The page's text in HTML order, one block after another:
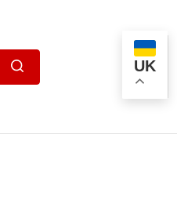
UK